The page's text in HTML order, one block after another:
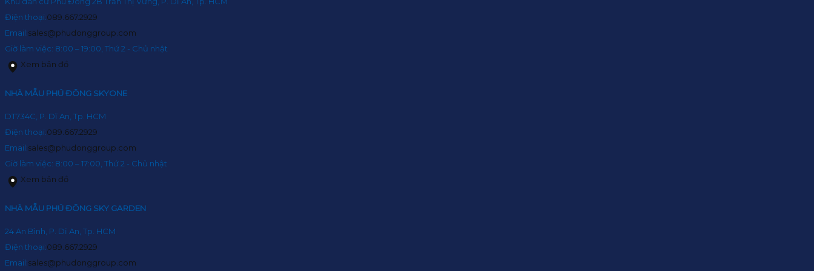
Điện thoại:089.667.2929
Email:sales@phudonggroup.com
Giờ làm việc: 8:00 – 19:00, Thứ 2 - Chủ nhật
Xem bản đồ
NHÀ MẪU PHÚ ĐÔNG SKYONE
DT734C, P. Dĩ An, Tp. HCM
Điện thoại:089.667.2929
Email:sales@phudonggroup.com
Giờ làm việc: 8:00 – 17:00, Thứ 2 - Chủ nhật
Xem bản đồ
NHÀ MẪU PHÚ ĐÔNG SKY GARDEN
24 An Bình, P. Dĩ An, Tp. HCM
Điện thoại:089.667.2929
Email:sales@phudonggroup.com